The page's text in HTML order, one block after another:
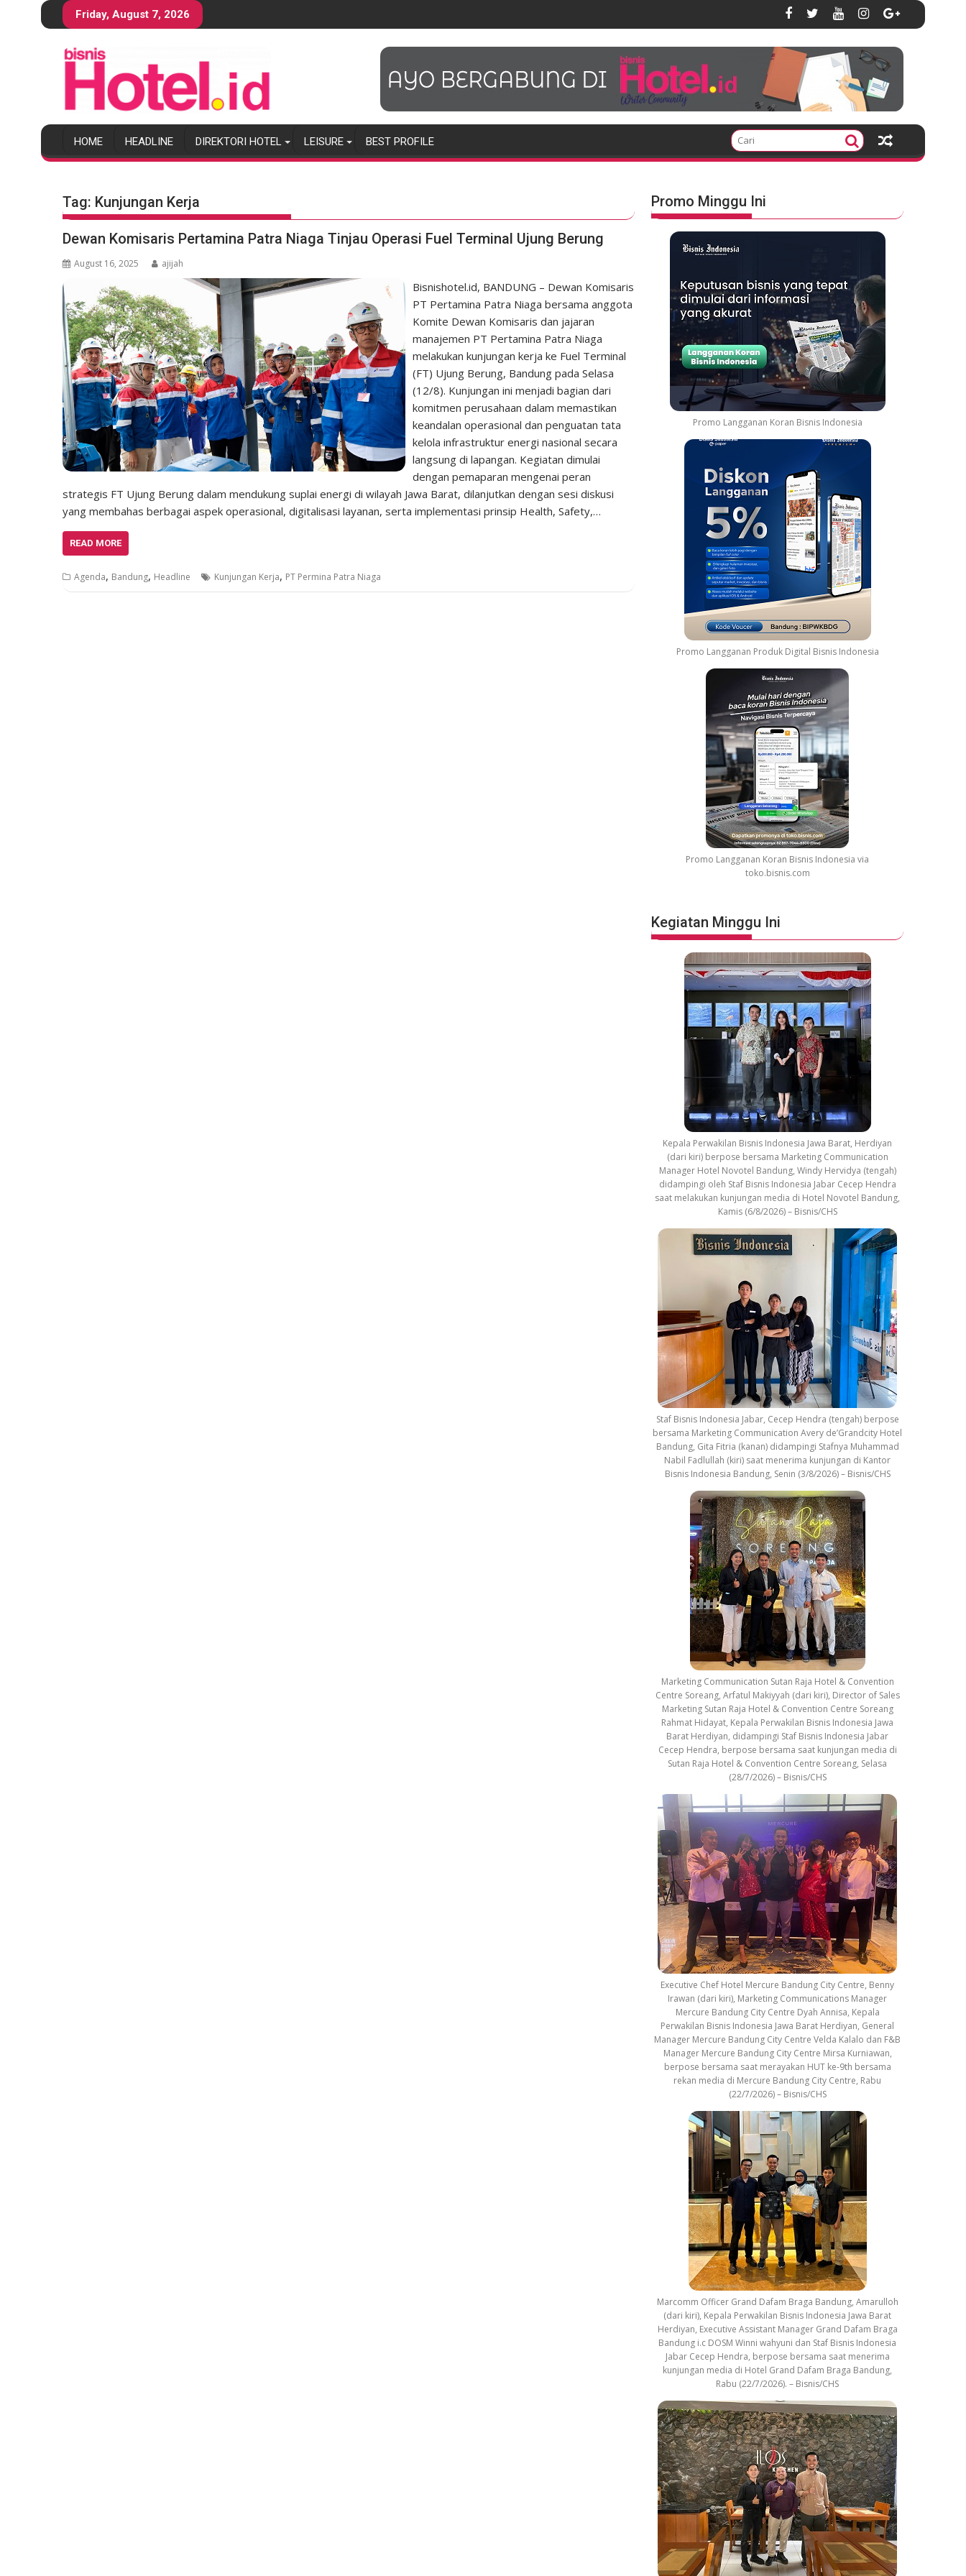
S
k
o
t
Friday, August 7, 2026
HOME HEADLINE DIREKTORI HOTEL LEISURE BEST PROFILE
Tag: Kunjungan Kerja
Dewan Komisaris Pertamina Patra Niaga Tinjau Operasi Fuel Terminal Ujung Berung
August 16, 2025 ajijah
Bisnishotel.id, BANDUNG – Dewan Komisaris
PT Pertamina Patra Niaga bersama anggota
Komite Dewan Komisaris dan jajaran
manajemen PT Pertamina Patra Niaga
melakukan kunjungan kerja ke Fuel Terminal
(FT) Ujung Berung, Bandung pada Selasa
(12/8). Kunjungan ini menjadi bagian dari
komitmen perusahaan dalam memastikan
keandalan operasional dan penguatan tata
kelola infrastruktur energi nasional secara
langsung di lapangan. Kegiatan dimulai
dengan pemaparan mengenai peran
strategis FT Ujung Berung dalam mendukung suplai energi di wilayah Jawa Barat, dilanjutkan dengan sesi diskusi
yang membahas berbagai aspek operasional, digitalisasi layanan, serta implementasi prinsip Health, Safety,…
READ MORE
Agenda, Bandung, Headline Kunjungan Kerja, PT Permina Patra Niaga
Promo Minggu Ini
Promo Langganan Koran Bisnis Indonesia
Promo Langganan Produk Digital Bisnis Indonesia
Promo Langganan Koran Bisnis Indonesia via
toko.bisnis.com
Kegiatan Minggu Ini
Kepala Perwakilan Bisnis Indonesia Jawa Barat, Herdiyan
(dari kiri) berpose bersama Marketing Communication
Manager Hotel Novotel Bandung, Windy Hervidya (tengah)
didampingi oleh Staf Bisnis Indonesia Jabar Cecep Hendra
saat melakukan kunjungan media di Hotel Novotel Bandung,
Kamis (6/8/2026) – Bisnis/CHS
Staf Bisnis Indonesia Jabar, Cecep Hendra (tengah) berpose
bersama Marketing Communication Avery de’Grandcity Hotel
Bandung, Gita Fitria (kanan) didampingi Stafnya Muhammad
Nabil Fadlullah (kiri) saat menerima kunjungan di Kantor
Bisnis Indonesia Bandung, Senin (3/8/2026) – Bisnis/CHS
Marketing Communication Sutan Raja Hotel & Convention
Centre Soreang, Arfatul Makiyyah (dari kiri), Director of Sales
Marketing Sutan Raja Hotel & Convention Centre Soreang
Rahmat Hidayat, Kepala Perwakilan Bisnis Indonesia Jawa
Barat Herdiyan, didampingi Staf Bisnis Indonesia Jabar
Cecep Hendra, berpose bersama saat kunjungan media di
Sutan Raja Hotel & Convention Centre Soreang, Selasa
(28/7/2026) – Bisnis/CHS
Executive Chef Hotel Mercure Bandung City Centre, Benny
Irawan (dari kiri), Marketing Communications Manager
Mercure Bandung City Centre Dyah Annisa, Kepala
Perwakilan Bisnis Indonesia Jawa Barat Herdiyan, General
Manager Mercure Bandung City Centre Velda Kalalo dan F&B
Manager Mercure Bandung City Centre Mirsa Kurniawan,
berpose bersama saat merayakan HUT ke-9th bersama
rekan media di Mercure Bandung City Centre, Rabu
(22/7/2026) – Bisnis/CHS
Marcomm Officer Grand Dafam Braga Bandung, Amarulloh
(dari kiri), Kepala Perwakilan Bisnis Indonesia Jawa Barat
Herdiyan, Executive Assistant Manager Grand Dafam Braga
Bandung i.c DOSM Winni wahyuni dan Staf Bisnis Indonesia
Jabar Cecep Hendra, berpose bersama saat menerima
kunjungan media di Hotel Grand Dafam Braga Bandung,
Rabu (22/7/2026). – Bisnis/CHS